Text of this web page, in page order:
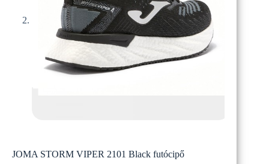
JOMA STORM VIPER 2101 Black futócipő